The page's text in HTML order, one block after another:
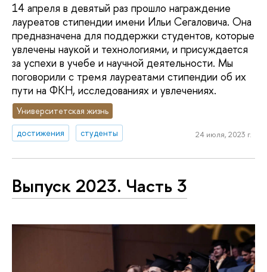
14 апреля в девятый раз прошло награждение
лауреатов стипендии имени Ильи Сегаловича. Она
предназначена для поддержки студентов, которые
увлечены наукой и технологиями, и присуждается
за успехи в учебе и научной деятельности. Мы
поговорили с тремя лауреатами стипендии об их
пути на ФКН, исследованиях и увлечениях.
Университетская жизнь
достижения
студенты 24 июля, 2023 г.
Выпуск 2023. Часть 3